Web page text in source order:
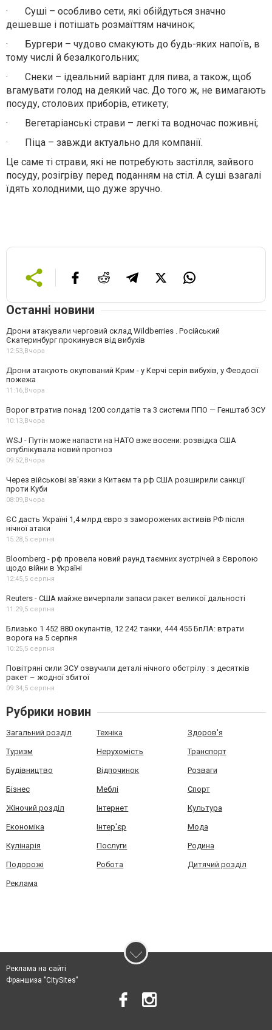
·
Суші – особливо сети, які обійдуться значно
дешевше і потішать розмаїттям начинок;
·
Бургери – чудово смакують до будь-яких напоїв, в
тому числі й безалкогольних;
·
Снеки – ідеальний варіант для пива, а також, щоб
вгамувати голод на деякий час. До того ж, не вимагають
посуду, столових приборів, етикету;
·
Вегетаріанські страви – легкі та водночас поживні;
·
Піца – завжди актуально для компанії.
Це саме ті страви, які не потребують застілля, зайвого
посуду, розігріву перед поданням на стіл. А суші взагалі
їдять холодними, що дуже зручно.
Останні новини
Дрони атакували черговий склад Wildberries . Російський
Єкатеринбург прокинувся від вибухів
12:53, Вчора
Дрони атакують окупований Крим - у Керчі серія вибухів, у Феодосії
пожежа
11:16, Вчора
Ворог втратив понад 1200 солдатів та 3 системи ППО — Генштаб ЗСУ
10:13, Вчора
WSJ - Путін може напасти на НАТО вже восени: розвідка США
опублікувала новий прогноз
09:52, Вчора
Через військові зв'язки з Китаєм та рф США розширили санкції
проти Куби
08:09, Вчора
ЄС дасть Україні 1,4 млрд євро з заморожених активів РФ після
нічної атаки
15:28,5 серпня
Bloomberg - рф провела новий раунд таємних зустрічей з Європою
щодо війни в Україні
12:45,5 серпня
Reuters - США майже вичерпали запаси ракет великої дальності
11:29,5 серпня
Близько 1 452 880 окупантів, 12 242 танки, 444 455 БпЛА: втрати
ворога на 5 серпня
10:25,5 серпня
Повітряні сили ЗСУ озвучили деталі нічного обстрілу : з десятків
ракет – жодної збитої
09:34,5 серпня
Рубрики новин
Загальний розділ Техніка Здоров'я
Туризм Нерухомість Транспорт
Будівництво Відпочинок Розваги
Бізнес Меблі Спорт
Жіночий розділ Інтернет Культура
Економіка Інтер'єр Мода
Кулінарія Послуги Родина
Подорожі Робота Дитячий розділ
Реклама
Реклама на сайті
Франшиза "CitySites"